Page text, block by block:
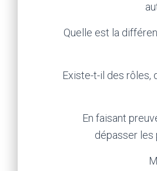
Quelle est la
Existe-t-il des rôles,
En faisant
dépasser les